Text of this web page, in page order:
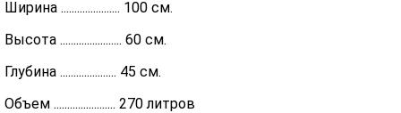
Ширина ...................... 100 см.
Высота ....................... 60 см.
Глубина ..................... 45 см.
Объем ....................... 270 литров